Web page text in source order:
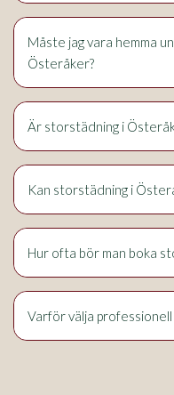
Måste jag vara hemma
Österåker?
Är storstädning i
Kan storstädning i
Hur ofta bör man boka
Varför välja